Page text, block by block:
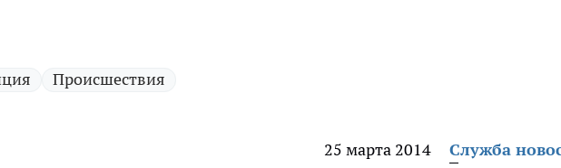
Происшествия
25 марта 2014
Служба